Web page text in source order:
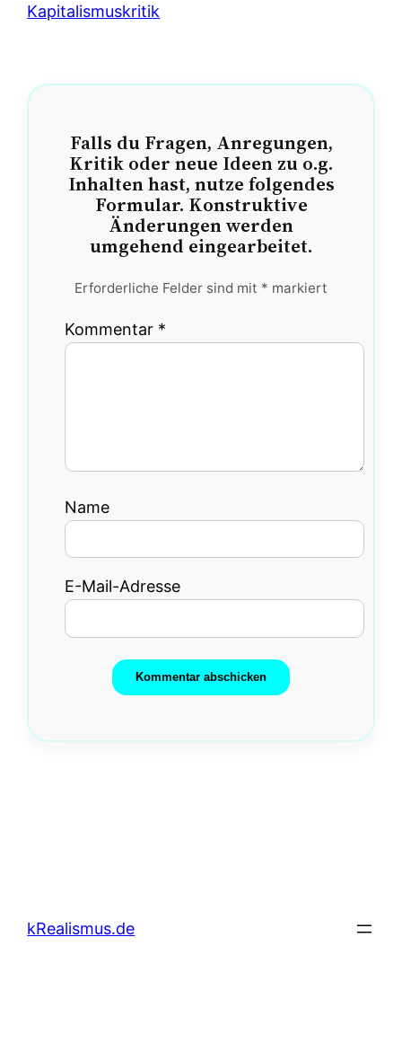
Kapitalismuskritik
Falls du Fragen, Anregungen,
Kritik oder neue Ideen zu o.g.
Inhalten hast, nutze folgendes
Formular. Konstruktive
Änderungen werden
umgehend eingearbeitet.
Erforderliche Felder sind mit * markiert
Kommentar *
Name
E-Mail-Adresse
kRealismus.de